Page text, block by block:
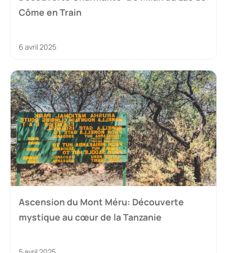
Côme en Train
6 avril 2025
Ascension du Mont Méru: Découverte
mystique au cœur de la Tanzanie